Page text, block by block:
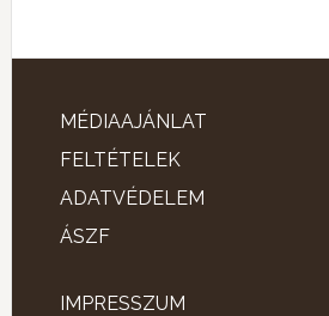
MÉDIAAJÁNLAT
FELTÉTELEK
ADATVÉDELEM
ÁSZF
IMPRESSZUM